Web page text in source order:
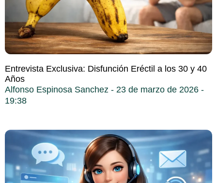
Entrevista Exclusiva: Disfunción Eréctil a los 30 y 40
Años
Alfonso Espinosa Sanchez
23 de marzo de 2026
19:38